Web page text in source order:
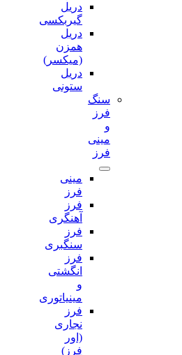
دریل
گیربکسی
دریل
همزن
(میکسر)
دریل
ستونی
سنگ
مینی
فرز
آهنگری
فرز
سنگبری
فرز
انگشتی
مینیاتوری
فرز
نجاری